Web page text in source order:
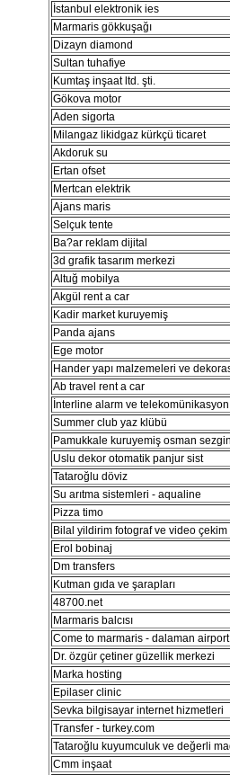
İstanbul elektronik ies
Marmaris gökkuşağı
Dizayn diamond
Sultan tuhafiye
Kumtaş inşaat ltd. şti.
Gökova motor
Aden sigorta
Milangaz likidgaz kürkçü ticaret
Akdoruk su
Ertan ofset
Mertcan elektrik
Ajans maris
Selçuk tente
Ba?ar reklam dijital
3d grafik tasarım merkezi
Altuğ mobilya
Akgül rent a car
Kadir market kuruyemiş
Panda ajans
Ege motor
Hander yapı malzemeleri ve
Ab travel rent a car
İnterline alarm ve
Summer club yaz klübü
Pamukkale kuruyemiş osman
Uslu dekor otomatik panjur sist
Tataroğlu döviz
Su arıtma sistemleri - aqualine
Pizza timo
Bilal yildirim fotograf ve video çekim
Erol bobinaj
Dm transfers
Kutman gıda ve şarapları
48700.net
Marmaris balcısı
Come to marmaris - dalaman
Dr. özgür çetiner güzellik merkezi
Marka hosting
Epilaser clinic
Sevka bilgisayar internet hizmetleri
Transfer - turkey.com
Tataroğlu kuyumculuk ve değerli
Cmm inşaat